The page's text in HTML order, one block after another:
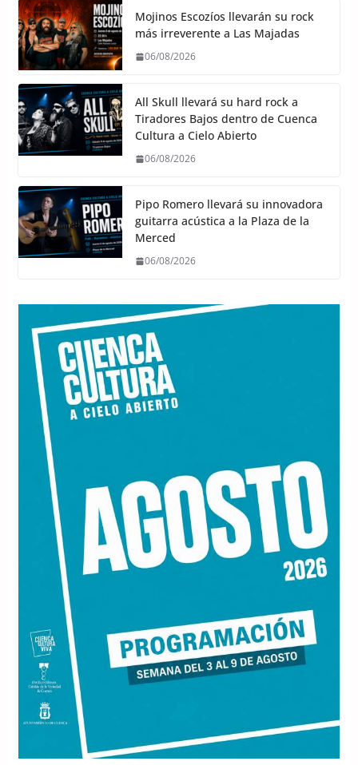
Mojinos Escozíos llevarán su rock
más irreverente a Las Majadas
06/08/2026
All Skull llevará su hard rock a
Tiradores Bajos dentro de Cuenca
Cultura a Cielo Abierto
06/08/2026
Pipo Romero llevará su innovadora
guitarra acústica a la Plaza de la
Merced
06/08/2026